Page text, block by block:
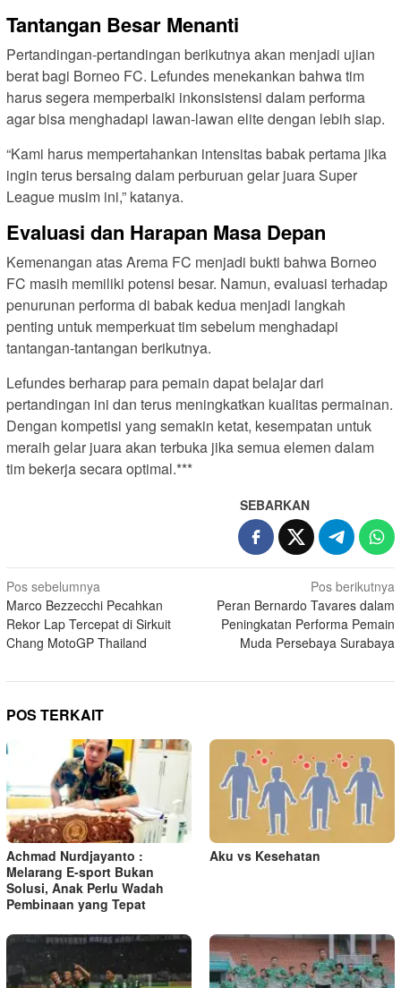
Tantangan Besar Menanti
Pertandingan-pertandingan berikutnya akan menjadi ujian
berat bagi Borneo FC. Lefundes menekankan bahwa tim
harus segera memperbaiki inkonsistensi dalam performa
agar bisa menghadapi lawan-lawan elite dengan lebih siap.
“Kami harus mempertahankan intensitas babak pertama jika
ingin terus bersaing dalam perburuan gelar juara Super
League musim ini,” katanya.
Evaluasi dan Harapan Masa Depan
Kemenangan atas Arema FC menjadi bukti bahwa Borneo
FC masih memiliki potensi besar. Namun, evaluasi terhadap
penurunan performa di babak kedua menjadi langkah
penting untuk memperkuat tim sebelum menghadapi
tantangan-tantangan berikutnya.
Lefundes berharap para pemain dapat belajar dari
pertandingan ini dan terus meningkatkan kualitas permainan.
Dengan kompetisi yang semakin ketat, kesempatan untuk
meraih gelar juara akan terbuka jika semua elemen dalam
tim bekerja secara optimal.***
SEBARKAN
N
a
v
g
a
s
i
p
o
s
Pos sebelumnya
Marco Bezzecchi Pecahkan
Rekor Lap Tercepat di Sirkuit
Chang MotoGP Thailand
Pos berikutnya
Peran Bernardo Tavares dalam
Peningkatan Performa Pemain
Muda Persebaya Surabaya
POS TERKAIT
Achmad Nurdjayanto :
Melarang E-sport Bukan
Solusi, Anak Perlu Wadah
Pembinaan yang Tepat
Aku vs Kesehatan